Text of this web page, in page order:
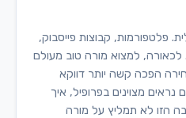
פלטפורמות, קבוצות פייסבוק,
למצוא מורה טוב מעולם
הפכה קשה יותר דווקא
מצוינים בפרופיל, איך
הזו לא תמליץ על מורה